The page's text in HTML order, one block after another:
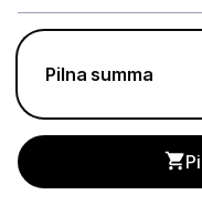
Kafijas
Mazā
Mikroviļņu
Tējkannas
Pilna summa